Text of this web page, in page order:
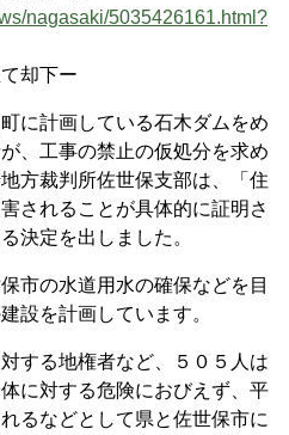
nagasaki/5035426161.html?
却下ー
に計画している石木ダムをめ
、工事の禁止の仮処分を求め
方裁判所佐世保支部は、「住
されることが具体的に証明さ
決定を出しました。
市の水道用水の確保などを目
設を計画しています。
する地権者など、５０５人は
に対する危険におびえず、平
るなどとして県と佐世保市に